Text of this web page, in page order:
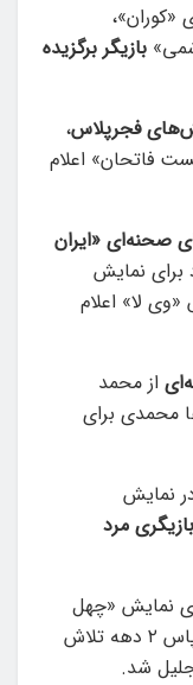
«کوران»،
بازیگر برگزیده
فجرپلاس،
فاتحان» اعلام
صحنه‌ای «ایران
برای نمایش
لا» اعلام
از محمد
محمدی برای
نمایش
مرد
نمایش «چهل
تیکه از حکایات حکیم» از دهلران و به پاس ۲ دهه تلاش
شد.